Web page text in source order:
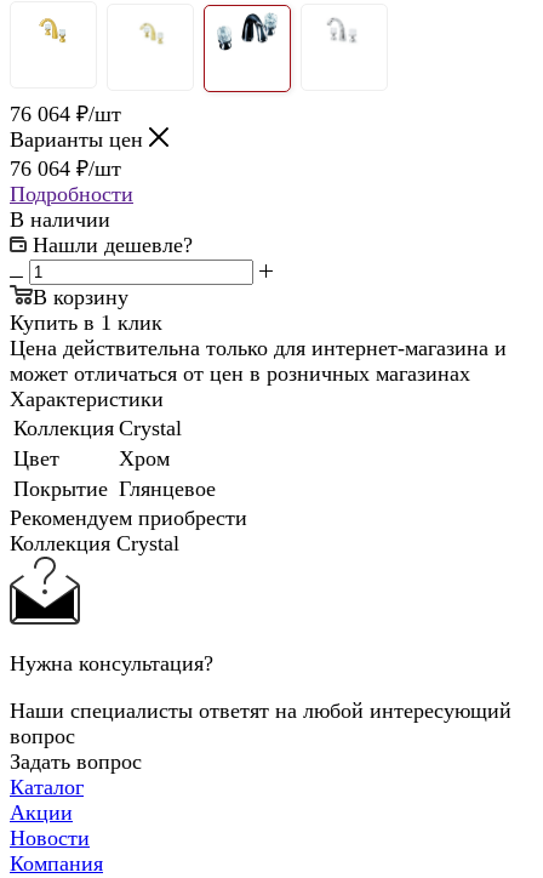
76 064 ₽/шт
Варианты цен
76 064 ₽/шт
Подробности
В наличии
Нашли дешевле?
В корзину
Купить в 1 клик
Цена действительна только для интернет-магазина и
может отличаться от цен в розничных магазинах
Характеристики
Коллекция Crystal
Цвет
Хром
Покрытие Глянцевое
Рекомендуем приобрести
Коллекция Crystal
Нужна консультация?
Наши специалисты ответят на любой интересующий
вопрос
Задать вопрос
Каталог
Акции
Новости
Компания